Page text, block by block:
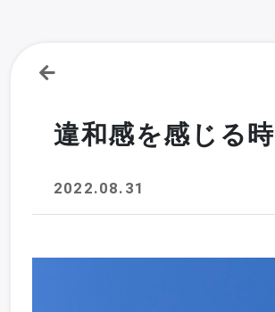
違和感を感じる時
2022.08.31